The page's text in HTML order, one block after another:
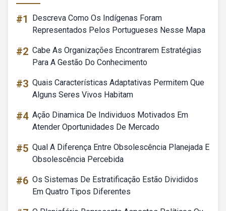
#1
Descreva Como Os Indígenas Foram
Representados Pelos Portugueses Nesse Mapa
#2 Cabe As Organizações Encontrarem Estratégias
Para A Gestão Do Conhecimento
#3 Quais Características Adaptativas Permitem Que
Alguns Seres Vivos Habitam
#4 Ação Dinamica De Individuos Motivados Em
Atender Oportunidades De Mercado
#5 Qual A Diferença Entre Obsolescência Planejada E
Obsolescência Percebida
#6 Os Sistemas De Estratificação Estão Divididos
Em Quatro Tipos Diferentes